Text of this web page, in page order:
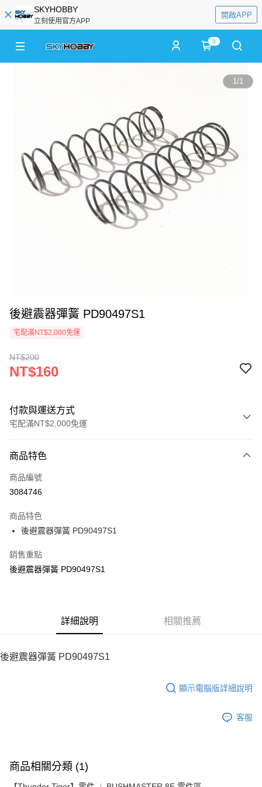
SKYHOBBY
立刻使用官方APP
開啟APP
0
1/1
後避震器彈簧 PD90497S1
宅配滿NT$2,000免運
NT$200
NT$160
付款與運送方式
宅配滿NT$2,000免運
信用卡一次付款
LINE Pay
街口支付
悠遊付
ATM付款
每筆NT$100，滿NT$2,000(含以上)免運費
商品特色
商品編號
3084746
商品特色
後避震器彈簧 PD90497S1
銷售重點
後避震器彈簧 PD90497S1
詳細說明 相關推薦
後避震器彈簧 PD90497S1
顯示電腦版詳細說明
客服
商品相關分類 (1)